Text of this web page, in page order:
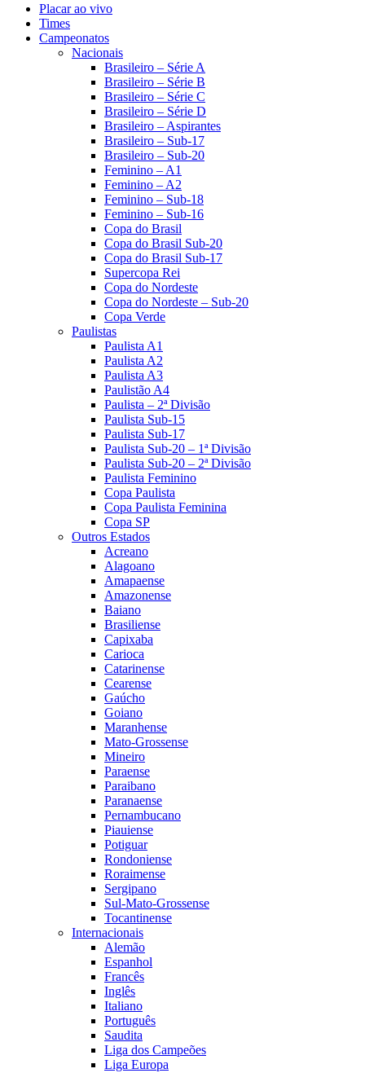
Placar ao vivo
Times
Campeonatos
Nacionais
Brasileiro – Série A
Brasileiro – Série B
Brasileiro – Série C
Brasileiro – Série D
Brasileiro – Aspirantes
Brasileiro – Sub-17
Brasileiro – Sub-20
Feminino – A1
Feminino – A2
Feminino – Sub-18
Feminino – Sub-16
Copa do Brasil
Copa do Brasil Sub-20
Copa do Brasil Sub-17
Supercopa Rei
Copa do Nordeste
Copa do Nordeste – Sub-20
Copa Verde
Paulistas
Paulista A1
Paulista A2
Paulista A3
Paulistão A4
Paulista – 2ª Divisão
Paulista Sub-15
Paulista Sub-17
Paulista Sub-20 – 1ª Divisão
Paulista Sub-20 – 2ª Divisão
Paulista Feminino
Copa Paulista
Copa Paulista Feminina
Copa SP
Outros Estados
Acreano
Alagoano
Amapaense
Amazonense
Baiano
Brasiliense
Capixaba
Carioca
Catarinense
Cearense
Gaúcho
Goiano
Maranhense
Mato-Grossense
Mineiro
Paraense
Paraibano
Paranaense
Pernambucano
Piauiense
Potiguar
Rondoniense
Roraimense
Sergipano
Sul-Mato-Grossense
Tocantinense
Internacionais
Alemão
Espanhol
Francês
Inglês
Italiano
Português
Saudita
Liga dos Campeões
Liga Europa